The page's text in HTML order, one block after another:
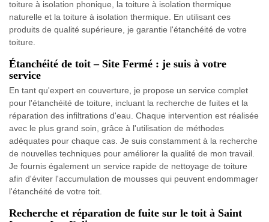
toiture à isolation phonique, la toiture à isolation thermique
naturelle et la toiture à isolation thermique. En utilisant ces
produits de qualité supérieure, je garantie l'étanchéité de votre
toiture.
Étanchéité de toit – Site Fermé : je suis à votre
service
En tant qu'expert en couverture, je propose un service complet
pour l'étanchéité de toiture, incluant la recherche de fuites et la
réparation des infiltrations d'eau. Chaque intervention est réalisée
avec le plus grand soin, grâce à l'utilisation de méthodes
adéquates pour chaque cas. Je suis constamment à la recherche
de nouvelles techniques pour améliorer la qualité de mon travail.
Je fournis également un service rapide de nettoyage de toiture
afin d'éviter l'accumulation de mousses qui peuvent endommager
l'étanchéité de votre toit.
Recherche et réparation de fuite sur le toit à Saint